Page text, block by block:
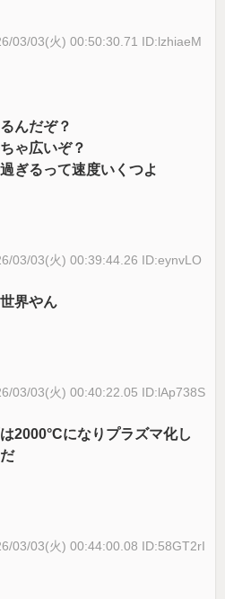
03/03(火) 00:50:30.71 ID:lzhiaeM
んだぞ？
ゃ広いぞ？
ぎるって速度いくつよ
03/03(火) 00:39:44.26 ID:eynvLO
界やん
03/03(火) 00:40:22.05 ID:lAp738S
2000°Cになりプラズマ化し
03/03(火) 00:44:00.08 ID:58GT2rI